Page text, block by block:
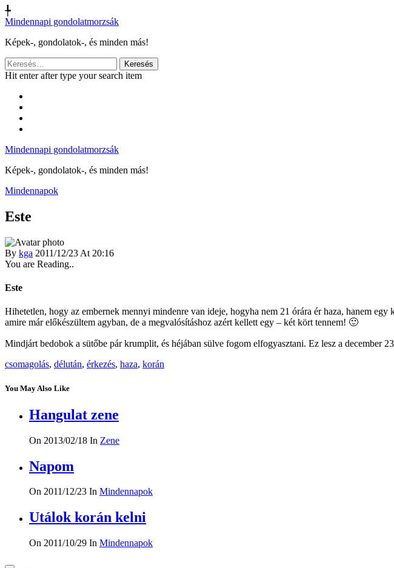
╄
Mindennapi gondolatmorzsák
Képek-, gondolatok-, és minden más!
Keresés:
Hit enter after type your search item
Mindennapi gondolatmorzsák
Képek-, gondolatok-, és minden más!
Mindennapok
Este
By kga 2011/12/23 At 20:16
You are Reading..
Este
Hihetetlen, hogy az embernek mennyi mindenre van ideje, hogyha nem 21 órára ér haza, hanem
amire már előkészültem agyban, de a megvalósításhoz azért kellett egy – két kört tennem! 🙂
Mindjárt bedobok a sütőbe pár krumplit, és héjában sülve fogom elfogyasztani. Ez lesz a december
csomagolás, délután, érkezés, haza, korán
You May Also Like
Hangulat zene
On 2013/02/18 In Zene
Napom
On 2011/12/23 In Mindennapok
Utálok korán kelni
On 2011/10/29 In Mindennapok